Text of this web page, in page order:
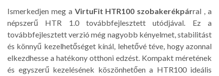
Ismerkedjen meg a VirtuFit HTR100 szobakerékpárral , a
népszerű HTR 1.0 továbbfejlesztett utódjával. Ez a
továbbfejlesztett verzió még nagyobb kényelmet, stabilitást
és könnyű kezelhetőséget kínál, lehetővé téve, hogy azonnal
elkezdhesse a hatékony otthoni edzést. Kompakt méretének
és egyszerű kezelésének köszönhetően a HTR100 ideális